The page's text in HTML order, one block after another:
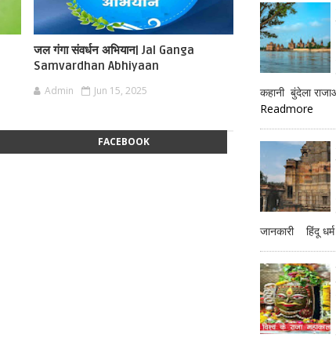
जल गंगा संवर्धन अभियान| Jal Ganga
Samvardhan Abhiyaan
Admin Jun 15, 2025
FACEBOOK
कहानी बुंदेला
Readmore
जानकारी हिंदू